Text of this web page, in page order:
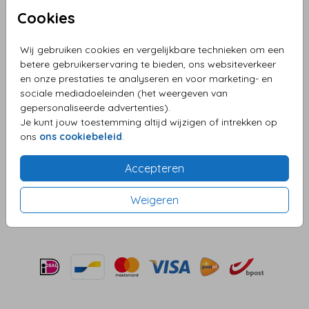
Cookies
Wij gebruiken cookies en vergelijkbare technieken om een
betere gebruikerservaring te bieden, ons websiteverkeer
en onze prestaties te analyseren en voor marketing- en
sociale mediadoeleinden (het weergeven van
gepersonaliseerde advertenties).
Je kunt jouw toestemming altijd wijzigen of intrekken op
ons ons cookiebeleid.
Accepteren
Weigeren
Lichtgrijs 14 X 14
Helaas is dit product tijdelijk uitverkocht!
Heb je vragen? Neem dan contact met ons op.
Prijs:€ 0,45